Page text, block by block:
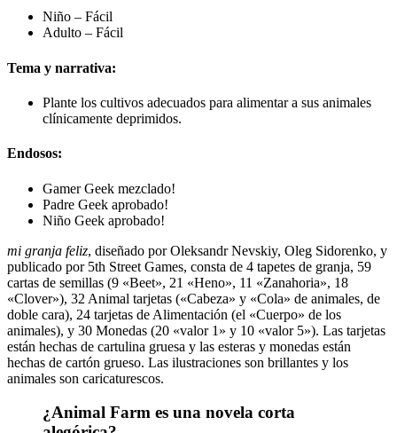
Niño – Fácil
Adulto – Fácil
Tema y narrativa:
Plante los cultivos adecuados para alimentar a sus animales
clínicamente deprimidos.
Endosos:
Gamer Geek mezclado!
Padre Geek aprobado!
Niño Geek aprobado!
mi granja feliz, diseñado por Oleksandr Nevskiy, Oleg Sidorenko, y
publicado por 5th Street Games, consta de 4 tapetes de granja, 59
cartas de semillas (9 «Beet», 21 «Heno», 11 «Zanahoria», 18
«Clover»), 32 Animal tarjetas («Cabeza» y «Cola» de animales, de
doble cara), 24 tarjetas de Alimentación (el «Cuerpo» de los
animales), y 30 Monedas (20 «valor 1» y 10 «valor 5»). Las tarjetas
están hechas de cartulina gruesa y las esteras y monedas están
hechas de cartón grueso. Las ilustraciones son brillantes y los
animales son caricaturescos.
¿Animal Farm es una novela corta